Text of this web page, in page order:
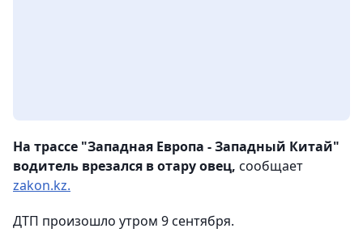
На трассе "Западная Европа - Западный Китай"
водитель врезался в отару овец, сообщает
zakon.kz.
ДТП произошло утром 9 сентября.